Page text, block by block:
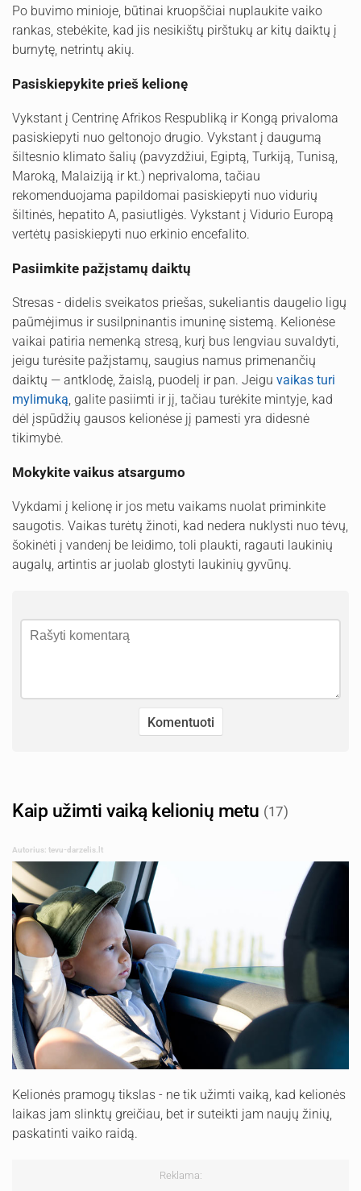
Po buvimo minioje, būtinai kruopščiai nuplaukite vaiko
rankas, stebėkite, kad jis nesikištų pirštukų ar kitų daiktų į
burnytę, netrintų akių.
Pasiskiepykite prieš kelionę
Vykstant į Centrinę Afrikos Respubliką ir Kongą privaloma
pasiskiepyti nuo geltonojo drugio. Vykstant į daugumą
šiltesnio klimato šalių (pavyzdžiui, Egiptą, Turkiją, Tunisą,
Maroką, Malaiziją ir kt.) neprivaloma, tačiau
rekomenduojama papildomai pasiskiepyti nuo vidurių
šiltinės, hepatito A, pasiutligės. Vykstant į Vidurio Europą
vertėtų pasiskiepyti nuo erkinio encefalito.
Pasiimkite pažįstamų daiktų
Stresas - didelis sveikatos priešas, sukeliantis daugelio ligų
paūmėjimus ir susilpninantis imuninę sistemą. Kelionėse
vaikai patiria nemenką stresą, kurį bus lengviau suvaldyti,
jeigu turėsite pažįstamų, saugius namus primenančių
daiktų — antklodę, žaislą, puodelį ir pan. Jeigu vaikas turi
mylimuką, galite pasiimti ir jį, tačiau turėkite mintyje, kad
dėl įspūdžių gausos kelionėse jį pamesti yra didesnė
tikimybė.
Mokykite vaikus atsargumo
Vykdami į kelionę ir jos metu vaikams nuolat priminkite
saugotis. Vaikas turėtų žinoti, kad nedera nuklysti nuo tėvų,
šokinėti į vandenį be leidimo, toli plaukti, ragauti laukinių
augalų, artintis ar juolab glostyti laukinių gyvūnų.
Kaip užimti vaiką kelionių metu (17)
Autorius: tevu-darzelis.lt
Kelionės pramogų tikslas - ne tik užimti vaiką, kad kelionės
laikas jam slinktų greičiau, bet ir suteikti jam naujų žinių,
paskatinti vaiko raidą.
Reklama: